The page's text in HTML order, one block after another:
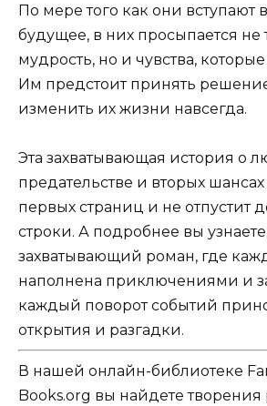
По мере того как они вступают
будущее, в них просыпается не
мудрость, но и чувства,
Им предстоит принять
изменить их жизни навсегда.
Эта захватывающая история о
предательстве и вторых шансах
первых страниц и не отпустит
строки. А подробнее вы
захватывающий роман, где
наполнена приключениями и
каждый поворот событий
открытия и разгадки.
В нашей онлайн-библиотеке
Books.org вы найдете творения